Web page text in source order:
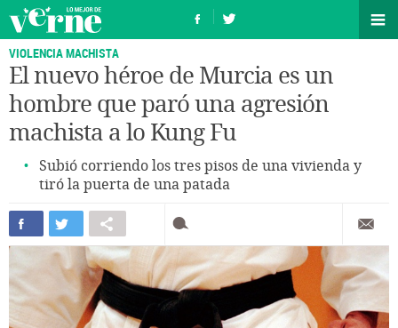
VIOLENCIA MACHISTA
El nuevo héroe de Murcia es un
hombre que paró una agresión
machista a lo Kung Fu
Subió corriendo los tres pisos de una vivienda y
tiró la puerta de una patada